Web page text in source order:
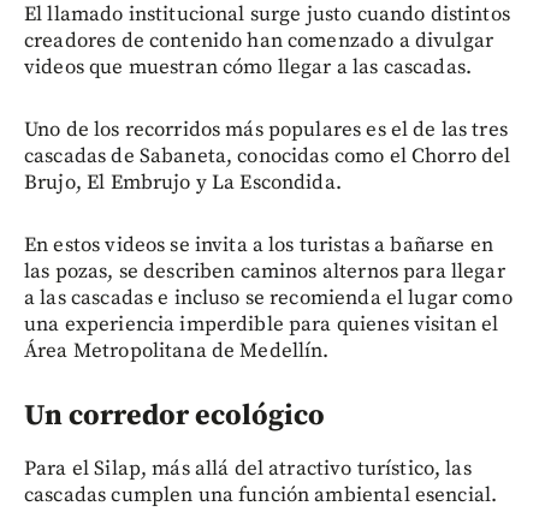
El llamado institucional surge justo cuando distintos
creadores de contenido han comenzado a divulgar
videos que muestran cómo llegar a las cascadas.
Uno de los recorridos más populares es el de las tres
cascadas de Sabaneta, conocidas como el Chorro del
Brujo, El Embrujo y La Escondida.
En estos videos se invita a los turistas a bañarse en
las pozas, se describen caminos alternos para llegar
a las cascadas e incluso se recomienda el lugar como
una experiencia imperdible para quienes visitan el
Área Metropolitana de Medellín.
Un corredor ecológico
Para el Silap, más allá del atractivo turístico, las
cascadas cumplen una función ambiental esencial.